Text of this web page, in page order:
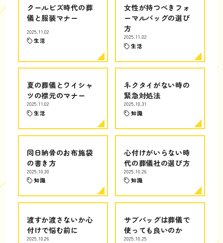
クールビズ時代の葬
儀と服装マナー
2025.11.02
生活
女性が持つべきフォ
ーマルバッグの選び
方
2025.11.02
生活
夏の葬儀とワイシャ
ツの襟元のマナー
2025.11.02
生活
ネクタイがない時の
緊急対処法
2025.10.31
知識
同日納骨のお布施袋
の書き方
2025.10.30
知識
心付けがいらない時
代の葬儀社の選び方
2025.10.26
知識
渡すか渡さないか心
付けで悩む前に
2025.10.26
サブバッグは葬儀で
使っても良いのか
2025.10.25